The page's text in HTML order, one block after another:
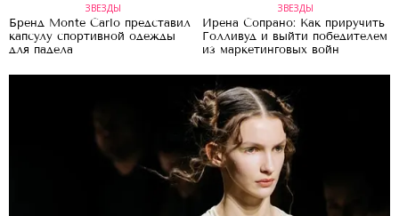
ЗВЕЗДЫ
Бренд Monte Carlo представил
капсулу спортивной одежды
для падела
ЗВЕЗДЫ
Ирена Сопрано: Как приручить
Голливуд и выйти победителем
из маркетинговых войн